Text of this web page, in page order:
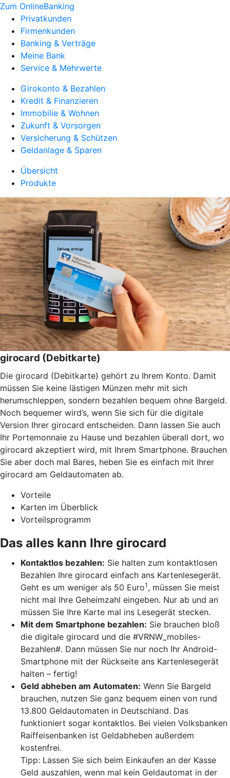
Zum OnlineBanking
Privatkunden
Firmenkunden
Banking & Verträge
Meine Bank
Service & Mehrwerte
Girokonto & Bezahlen
Kredit & Finanzieren
Immobilie & Wohnen
Zukunft & Vorsorgen
Versicherung & Schützen
Geldanlage & Sparen
Übersicht
Produkte
girocard (Debitkarte)
Die girocard (Debitkarte) gehört zu Ihrem Konto. Damit
müssen Sie keine lästigen Münzen mehr mit sich
herumschleppen, sondern bezahlen bequem ohne Bargeld.
Noch bequemer wird’s, wenn Sie sich für die digitale
Version Ihrer girocard entscheiden. Dann lassen Sie auch
Ihr Portemonnaie zu Hause und bezahlen überall dort, wo
girocard akzeptiert wird, mit Ihrem Smartphone. Brauchen
Sie aber doch mal Bares, heben Sie es einfach mit Ihrer
girocard am Geldautomaten ab.
Vorteile
Karten im Überblick
Vorteilsprogramm
Das alles kann Ihre girocard
Kontaktlos bezahlen: Sie halten zum kontaktlosen
Bezahlen Ihre girocard einfach ans Kartenlesegerät.
Geht es um weniger als 50 Euro1 , müssen Sie meist
nicht mal Ihre Geheimzahl eingeben. Nur ab und an
müssen Sie Ihre Karte mal ins Lesegerät stecken.
Mit dem Smartphone bezahlen: Sie brauchen bloß
die digitale girocard und die #VRNW_mobiles-
Bezahlen#. Dann müssen Sie nur noch Ihr Android-
Smartphone mit der Rückseite ans Kartenlesegerät
halten – fertig!
Geld abheben am Automaten: Wenn Sie Bargeld
brauchen, nutzen Sie ganz bequem einen von rund
13.800 Geldautomaten in Deutschland. Das
funktioniert sogar kontaktlos. Bei vielen Volksbanken
Raiffeisenbanken ist Geldabheben außerdem
kostenfrei.
Tipp: Lassen Sie sich beim Einkaufen an der Kasse
Geld auszahlen, wenn mal kein Geldautomat in der